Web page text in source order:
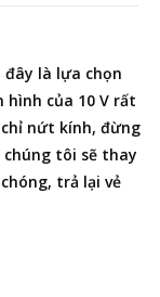
đây là lựa chọn
của 10 V rất
chỉ nứt kính, đừng
chúng tôi sẽ thay
trả lại vẻ